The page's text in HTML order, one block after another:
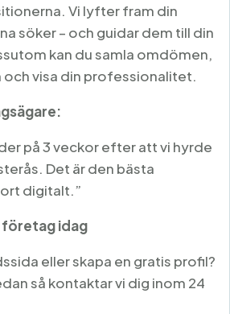
Vi lyfter fram din
söker – och guidar dem till din
kan du samla omdömen,
visa din professionalitet.
på 3 veckor efter att vi hyrde
Det är den bästa
digitalt.”
idag
eller skapa en gratis profil?
så kontaktar vi dig inom 24